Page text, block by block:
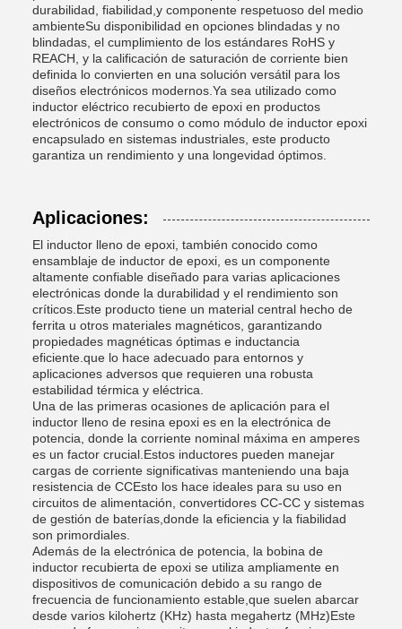
durabilidad, fiabilidad,y componente respetuoso del medio
ambienteSu disponibilidad en opciones blindadas y no
blindadas, el cumplimiento de los estándares RoHS y
REACH, y la calificación de saturación de corriente bien
definida lo convierten en una solución versátil para los
diseños electrónicos modernos.Ya sea utilizado como
inductor eléctrico recubierto de epoxi en productos
electrónicos de consumo o como módulo de inductor epoxi
encapsulado en sistemas industriales, este producto
garantiza un rendimiento y una longevidad óptimos.
Aplicaciones:
El inductor lleno de epoxi, también conocido como
ensamblaje de inductor de epoxi, es un componente
altamente confiable diseñado para varias aplicaciones
electrónicas donde la durabilidad y el rendimiento son
críticos.Este producto tiene un material central hecho de
ferrita u otros materiales magnéticos, garantizando
propiedades magnéticas óptimas e inductancia
eficiente.que lo hace adecuado para entornos y
aplicaciones adversos que requieren una robusta
estabilidad térmica y eléctrica.
Una de las primeras ocasiones de aplicación para el
inductor lleno de resina epoxi es en la electrónica de
potencia, donde la corriente nominal máxima en amperes
es un factor crucial.Estos inductores pueden manejar
cargas de corriente significativas manteniendo una baja
resistencia de CCEsto los hace ideales para su uso en
circuitos de alimentación, convertidores CC-CC y sistemas
de gestión de baterías,donde la eficiencia y la fiabilidad
son primordiales.
Además de la electrónica de potencia, la bobina de
inductor recubierta de epoxi se utiliza ampliamente en
dispositivos de comunicación debido a su rango de
frecuencia de funcionamiento estable,que suelen abarcar
desde varios kilohertz (KHz) hasta megahertz (MHz)Este